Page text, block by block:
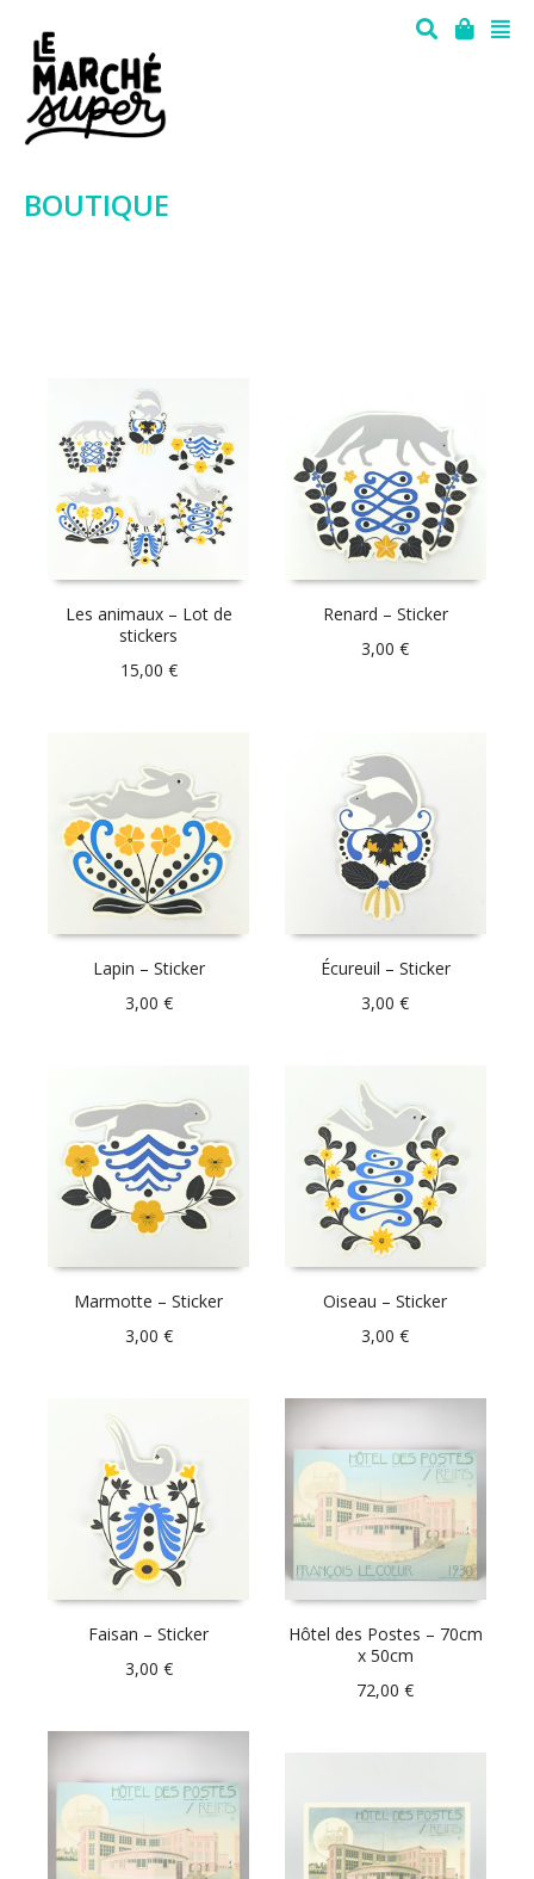
BOUTIQUE
Les animaux – Lot de
stickers
15,00 €
Renard – Sticker
3,00€
Lapin – Sticker
3,00 €
Écureuil – Sticker
3,00€
Marmotte – Sticker
3,00 €
Oiseau – Sticker
3,00€
Faisan – Sticker
3,00 €
Hôtel des Postes – 70cm
x 50cm
72,00€